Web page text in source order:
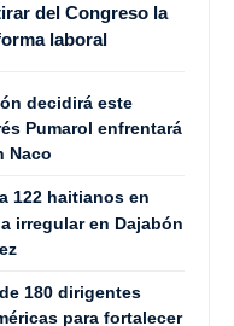
del Congreso la
laboral
decidirá este
Pumarol enfrentará
Naco
122 haitianos en
irregular en Dajabón
180 dirigentes
para fortalecer